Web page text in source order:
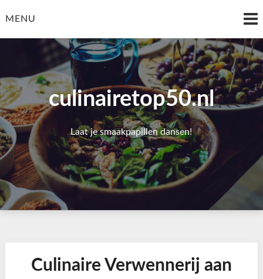
toMENU
culinairetop50.nl
Laat je smaakpapillen dansen!
Culinaire Verwennerij aan